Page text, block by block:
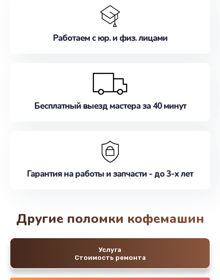
Работаем с юр. и физ. лицами
Бесплатный выезд мастера за 40 минут
Гарантия на работы и запчасти - до 3-х лет
Другие поломки кофемашин
Услуга
Стоимость ремонта